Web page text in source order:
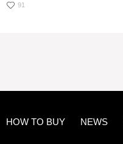
91
HOW TO BUY NEWS